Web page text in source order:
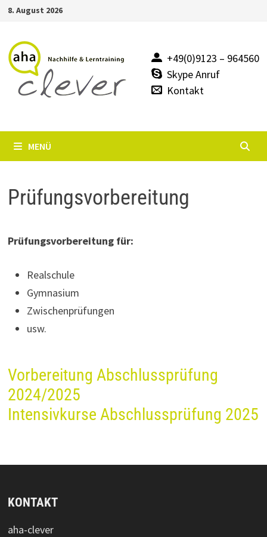
Zum
springen
8. August 2026
+49(0)9123 – 964560
Skype Anruf
Kontakt
MENÜ
Prüfungsvorbereitung
Prüfungsvorbereitung für:
Realschule
Gymnasium
Zwischenprüfungen
usw.
Vorbereitung Abschlussprüfung
2024/2025
Intensivkurse Abschlussprüfung 2025
KONTAKT
aha-clever